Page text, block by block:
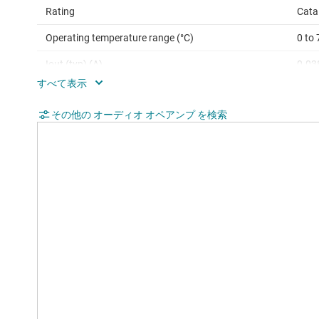
Rating
Operating temperature range (°C) 0 to
Iout (typ) (A)
Architecture
CMRR (typ) (dB)
その他の オーディオ オペアンプ を検索